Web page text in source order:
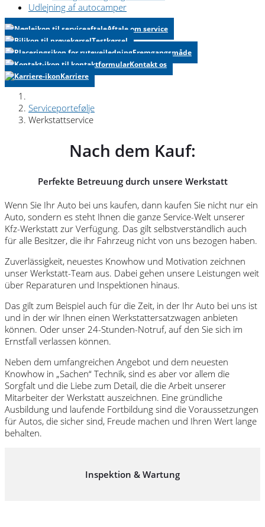
Udlejning af autocamper
Aftale om service
Testkørsel
Fremgangsmåde
Kontakt os
Karriere
Serviceportefølje
Werkstattservice
Nach dem Kauf:
Perfekte Betreuung durch unsere Werkstatt
Wenn Sie Ihr Auto bei uns kaufen, dann kaufen Sie nicht nur ein
Auto, sondern es steht Ihnen die ganze Service-Welt unserer
Kfz-Werkstatt zur Verfügung. Das gilt selbstverständlich auch
für alle Besitzer, die ihr Fahrzeug nicht von uns bezogen haben.
Zuverlässigkeit, neuestes Knowhow und Motivation zeichnen
unser Werkstatt-Team aus. Dabei gehen unsere Leistungen weit
über Reparaturen und Inspektionen hinaus.
Das gilt zum Beispiel auch für die Zeit, in der Ihr Auto bei uns ist
und in der wir Ihnen einen Werkstattersatzwagen anbieten
können. Oder unser 24-Stunden-Notruf, auf den Sie sich im
Ernstfall verlassen können.
Neben dem umfangreichen Angebot und dem neuesten
Knowhow in „Sachen“ Technik, sind es aber vor allem die
Sorgfalt und die Liebe zum Detail, die die Arbeit unserer
Mitarbeiter der Werkstatt auszeichnen. Eine gründliche
Ausbildung und laufende Fortbildung sind die Voraussetzungen
für Autos, die sicher sind, Freude machen und Ihren Wert lange
behalten.
Inspektion & Wartung